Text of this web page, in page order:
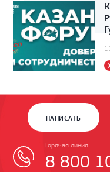
НАПИСАТЬ
Горячая линия
8 800